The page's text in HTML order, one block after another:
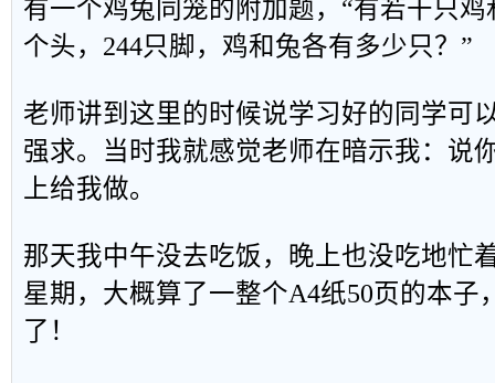
有一个鸡兔同笼的附加题，“有若干只
个头，244只脚，鸡和兔各有多少只？”
老师讲到这里的时候说学习好的同学可
强求。当时我就感觉老师在暗示我：说
上给我做。
那天我中午没去吃饭，晚上也没吃地忙
星期，大概算了一整个A4纸50页的本子
了！